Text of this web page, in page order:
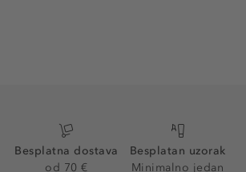
Besplatna dostava
od 70 €
Besplatan uzorak
Minimalno jedan